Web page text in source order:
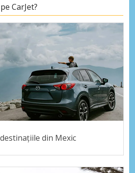
CarJet?
din Mexic